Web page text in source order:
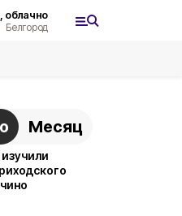
облачно
Белгород
Месяц